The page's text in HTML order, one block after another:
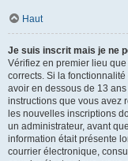
Haut
Je suis inscrit mais je ne
Vérifiez en premier lieu
corrects. Si la
avoir en dessous de 13
instructions que vous avez
les nouvelles inscriptions
un administrateur, avant
information était présente
courrier électronique,